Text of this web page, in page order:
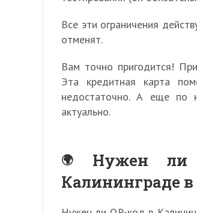
Все эти ограничения
отменят.
Вам точно пригодится!
Эта кредитная карта
недостаточно. А еще по
актуально.
Нужен ли
Калининграде в